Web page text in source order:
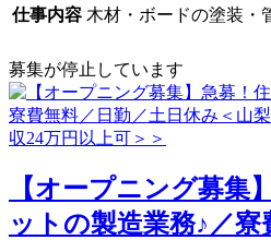
仕事内容 木材・ボードの塗装・
募集が停止しています
【オープニング募集
ットの製造業務♪／